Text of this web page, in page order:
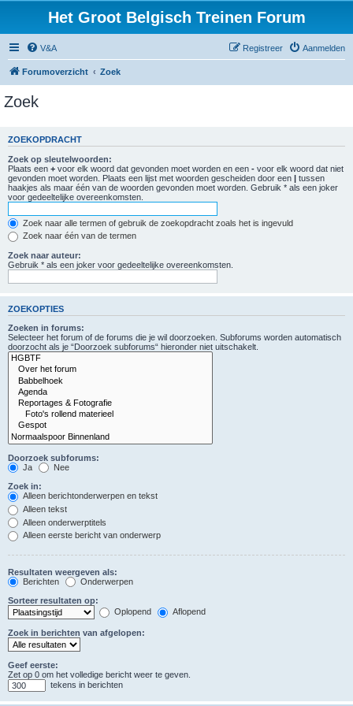
Het Groot Belgisch Treinen Forum
V&A Aanmelden
Registreer
Forumoverzicht Zoek
Zoek
ZOEKOPDRACHT
Zoek op sleutelwoorden:
Plaats een + voor elk woord dat gevonden moet worden en een - voor elk woord dat niet
gevonden moet worden. Plaats een lijst met woorden gescheiden door een | tussen
haakjes als maar één van de woorden gevonden moet worden. Gebruik * als een joker
voor gedeeltelijke overeenkomsten.
Zoek naar alle termen of gebruik de zoekopdracht zoals het is ingevuld
Zoek naar één van de termen
Zoek naar auteur:
Gebruik * als een joker voor gedeeltelijke overeenkomsten.
ZOEKOPTIES
Zoeken in forums:
Selecteer het forum of de forums die je wil doorzoeken. Subforums worden automatisch
doorzocht als je “Doorzoek subforums“ hieronder niet uitschakelt.
Doorzoek subforums:
Ja
Nee
Zoek in:
Alleen berichtonderwerpen en tekst
Alleen tekst
Alleen onderwerptitels
Alleen eerste bericht van onderwerp
Resultaten weergeven als:
Berichten
Onderwerpen
Sorteer resultaten op:
Oplopend
Aflopend
Zoek in berichten van afgelopen:
Geef eerste:
Zet op 0 om het volledige bericht weer te geven.
tekens in berichten